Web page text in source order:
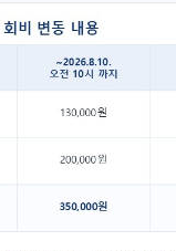
오리
기존